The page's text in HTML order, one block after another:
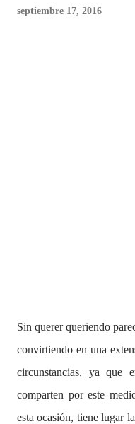
septiembre 17, 2016
Sin querer queriendo
convirtiendo en una
circunstancias, ya que
comparten por este
esta ocasión, tiene lugar